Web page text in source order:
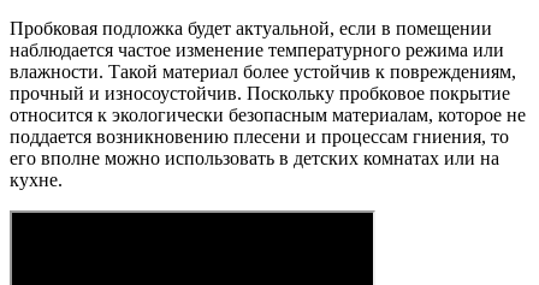
Пробковая подложка будет актуальной, если в помещении
наблюдается частое изменение температурного режима или
влажности. Такой материал более устойчив к повреждениям,
прочный и износоустойчив. Поскольку пробковое покрытие
относится к экологически безопасным материалам, которое не
поддается возникновению плесени и процессам гниения, то
его вполне можно использовать в детских комнатах или на
кухне.